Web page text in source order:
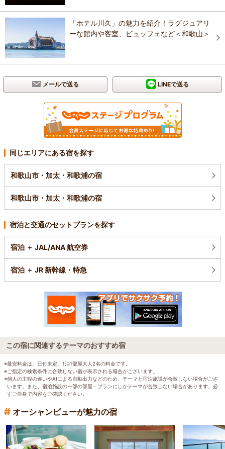
「ホテル川久」の魅力を紹介！ラグジュアリ
ーな館内や客室、ビュッフェなど＜和歌山＞
メールで送る LINEで送る
同じエリアにある宿を探す
和歌山市・加太・和歌浦の宿
和歌山市・加太・和歌浦の宿
宿泊と交通のセットプランを探す
宿泊 ＋ JAL/ANA 航空券
宿泊 ＋ JR 新幹線・特急
この宿に関連するテーマのおすすめ宿
※最安料金は、日付未定、1泊1部屋大人2名の料金です。
※ご指定の検索条件に合致しない宿が表示される場合がございます。
※個人の主観の違いやAIによる自動出力などのため、テーマと宿泊施設が合致しない場合がござ
います。また、宿泊施設の一部の部屋・プランにしかテーマが合致しない場合があります。必
ずご自身で内容をご確認ください。
# オーシャンビューが魅力の宿